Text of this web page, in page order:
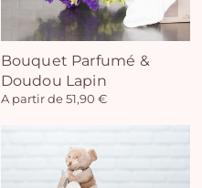
Bouquet Parfumé &
Doudou Lapin
A partir de 51,90 €